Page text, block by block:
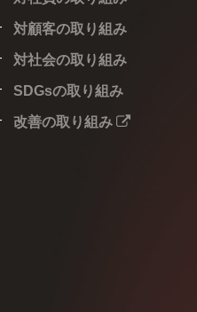
対顧客の取り組み
対社会の取り組み
SDGsの取り組み
改善の取り組み